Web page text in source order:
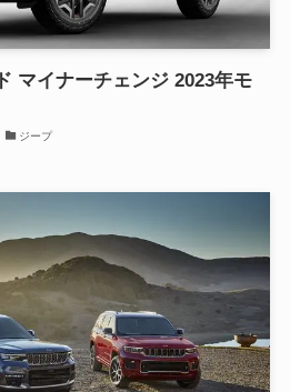
マイナーチェンジ 2023年モ
ジープ